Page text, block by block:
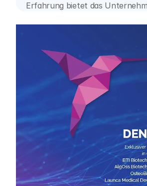
Erfahrung bietet das